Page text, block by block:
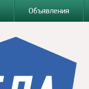
Объявления